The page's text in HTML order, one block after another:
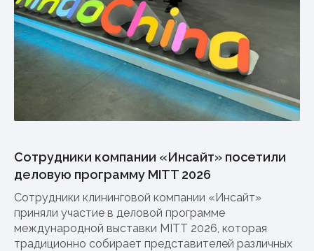
Сотрудники компании «Инсайт» посетили
деловую программу MITT 2026
Сотрудники клининговой компании «Инсайт»
приняли участие в деловой программе
международной выставки MITT 2026, которая
традиционно собирает представителей различных